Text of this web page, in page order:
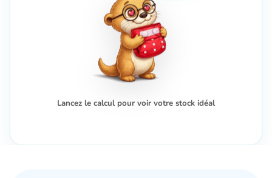
Lancez le calcul pour voir votre stock idéal